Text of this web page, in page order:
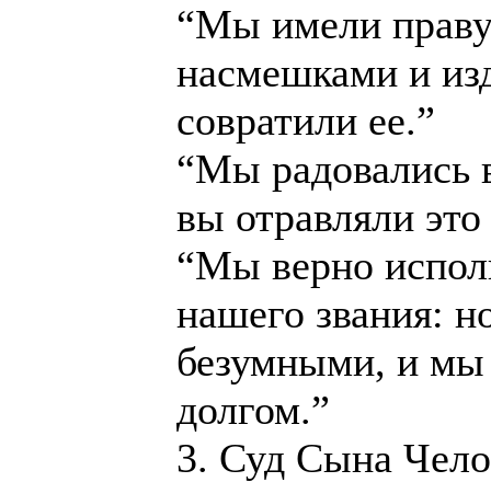
“Мы имели
насмешками и
совратили ее.”
“Мы радовались
вы отравляли
“Мы верно
нашего звания:
безумными, и мы
долгом.”
3. Суд Сына